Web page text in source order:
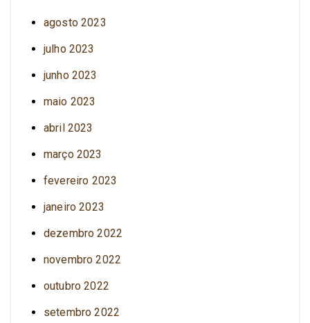
agosto 2023
julho 2023
junho 2023
maio 2023
abril 2023
março 2023
fevereiro 2023
janeiro 2023
dezembro 2022
novembro 2022
outubro 2022
setembro 2022